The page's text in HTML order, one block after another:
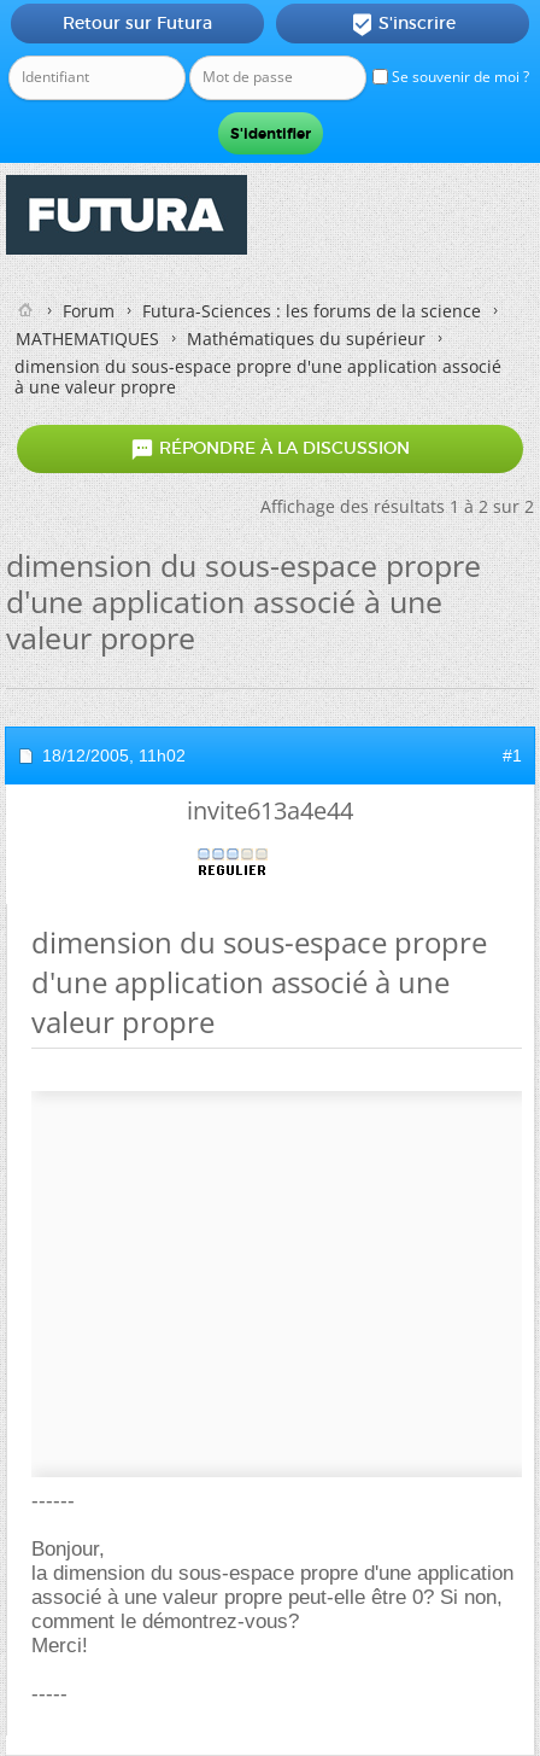
Se souvenir de moi ?
Retour sur Futura  S'inscrire
Forum
Futura-Sciences : les forums de la science
MATHEMATIQUES
Mathématiques du supérieur
dimension du sous-espace propre d'une application associé
à une valeur propre
 RÉPONDRE À LA DISCUSSION
Affichage des résultats 1 à 2 sur 2
dimension du sous-espace propre
d'une application associé à une
valeur propre
18/12/2005, 11h02 #1
invite613a4e44
dimension du sous-espace propre
d'une application associé à une
valeur propre
------
Bonjour,
la dimension du sous-espace propre d'une application
associé à une valeur propre peut-elle être 0? Si non,
comment le démontrez-vous?
Merci!
-----